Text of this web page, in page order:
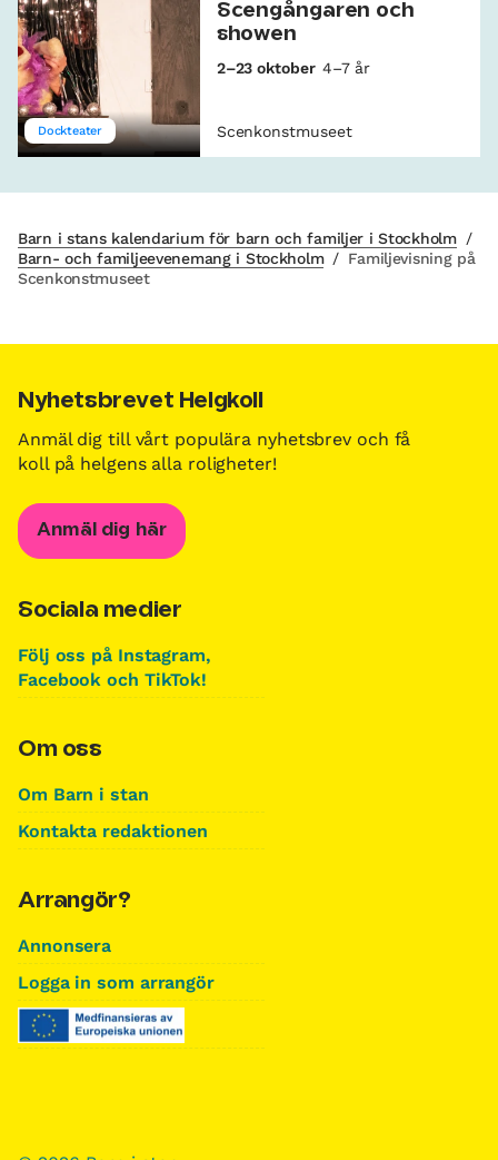
Dockteater
Scengångaren och
showen
2–23 oktober 4–7 år
Scenkonstmuseet
Barn i stans kalendarium för barn och familjer i Stockholm /
Barn- och familjeevenemang i Stockholm / Familjevisning på
Scenkonstmuseet
Nyhetsbrevet Helgkoll
Anmäl dig till vårt populära nyhetsbrev och få
koll på helgens alla roligheter!
Anmäl dig här
Sociala medier
Följ oss på Instagram,
Facebook och TikTok!
Om oss
Om Barn i stan
Kontakta redaktionen
Arrangör?
Annonsera
Logga in som arrangör